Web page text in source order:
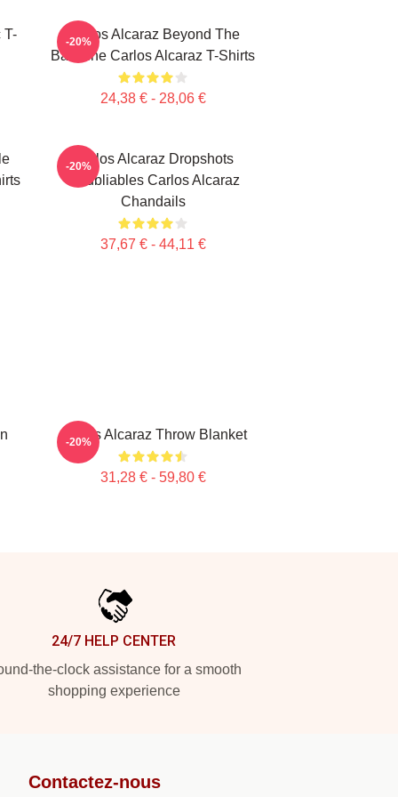
T-
Carlos Alcaraz Beyond The
Baseline Carlos Alcaraz T-Shirts
24,38 € - 28,06 €
-20%
Carlos Alcaraz Dropshots
Inoubliables Carlos Alcaraz
Chandails
37,67 € - 44,11 €
-20%
Carlos Alcaraz Throw Blanket
31,28 € - 59,80 €
-20%
24/7 HELP CENTER
the-clock assistance for a smooth
shopping experience
Contactez-nous